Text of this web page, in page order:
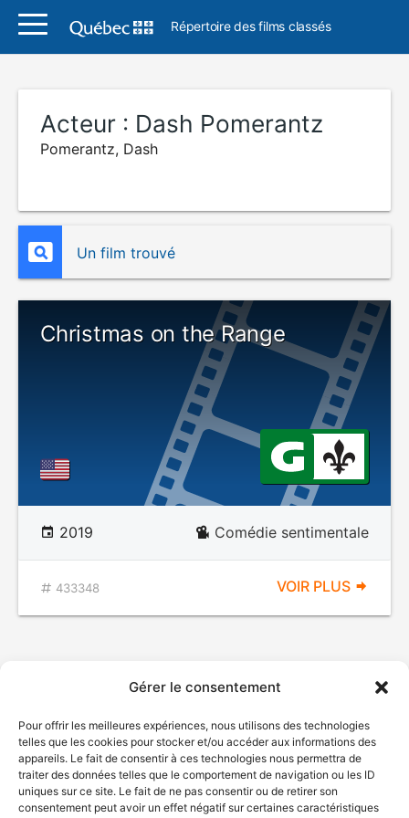
Gérer le consentement
Pour offrir les meilleures expériences, nous utilisons des technologies
telles que les cookies pour stocker et/ou accéder aux informations des
appareils. Le fait de consentir à ces technologies nous permettra de
traiter des données telles que le comportement de navigation ou les ID
uniques sur ce site. Le fait de ne pas consentir ou de retirer son
consentement peut avoir un effet négatif sur certaines caractéristiques
Répertoire des films classés
Acteur : Dash Pomerantz
Pomerantz, Dash
Un film trouvé
Christmas on the Range
2019 Comédie sentimentale
433348 VOIR PLUS